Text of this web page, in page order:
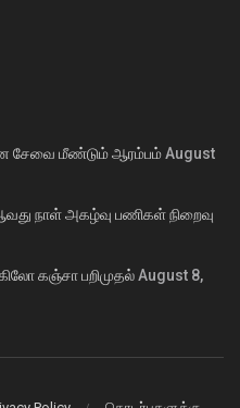
சேவை மீண்டும் ஆரம்பம்August
நாள் அகழ்வு பணிகள் நிறைவு
கஞ்சா பறிமுதல்August 8,